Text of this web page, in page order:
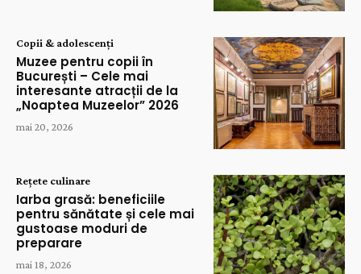
Copii & adolescenți
Muzee pentru copii în
București – Cele mai
interesante atracții de la
„Noaptea Muzeelor” 2026
mai 20, 2026
Rețete culinare
Iarba grasă: beneficiile
pentru sănătate și cele mai
gustoase moduri de
preparare
mai 18, 2026